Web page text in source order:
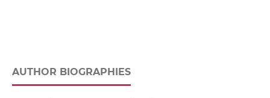
AUTHOR BIOGRAPHIES